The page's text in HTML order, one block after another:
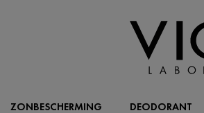
ZONBESCHERMING DEODORANT